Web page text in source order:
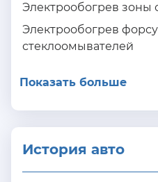
Электрообогрев зоны
Электрообогрев
стеклоомывателей
Показать больше
История авто